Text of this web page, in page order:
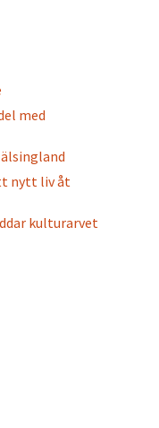
med
nytt liv åt
kulturarvet